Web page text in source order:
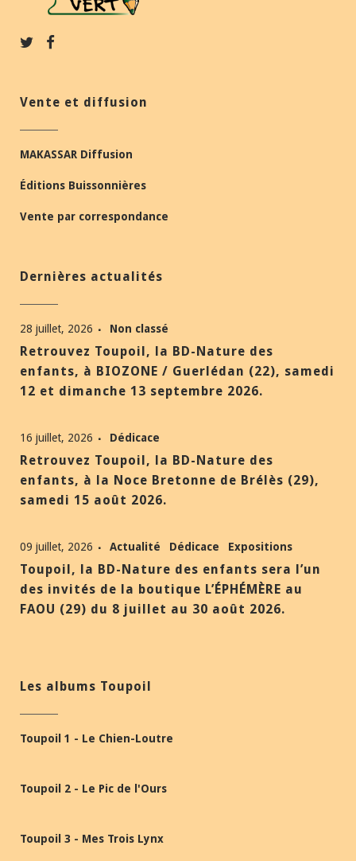
Vente et diffusion
MAKASSAR Diffusion
Éditions Buissonnières
Vente par correspondance
Dernières actualités
28 juillet, 2026 Non classé
Retrouvez Toupoil, la BD-Nature des
enfants, à BIOZONE / Guerlédan (22), samedi
12 et dimanche 13 septembre 2026.
16 juillet, 2026 Dédicace
Retrouvez Toupoil, la BD-Nature des
enfants, à la Noce Bretonne de Brélès (29),
samedi 15 août 2026.
09 juillet, 2026 Actualité Dédicace Expositions
Toupoil, la BD-Nature des enfants sera l’un
des invités de la boutique L’ÉPHÉMÈRE au
FAOU (29) du 8 juillet au 30 août 2026.
Les albums Toupoil
Toupoil 1 - Le Chien-Loutre
Toupoil 2 - Le Pic de l'Ours
Toupoil 3 - Mes Trois Lynx